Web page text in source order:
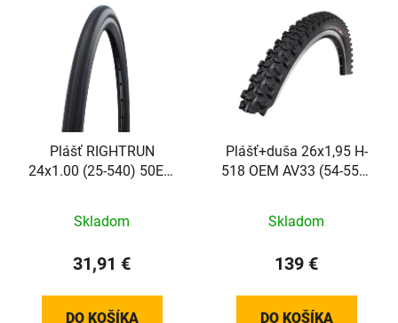
Plášť RIGHTRUN
24x1.00 (25-540) 50EPI
Skladom
31,91 €
DO KOŠÍKA
Plášť+duša 26x1,95 H-
518 OEM AV33 (54-559)
Skladom
139 €
DO KOŠÍKA